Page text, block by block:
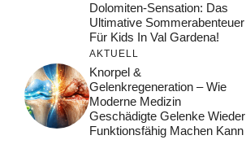
Dolomiten-Sensation: Das
Ultimative Sommerabenteuer
Für Kids In Val Gardena!
AKTUELL
Knorpel &
Gelenkregeneration – Wie
Moderne Medizin
Geschädigte Gelenke Wieder
Funktionsfähig Machen Kann